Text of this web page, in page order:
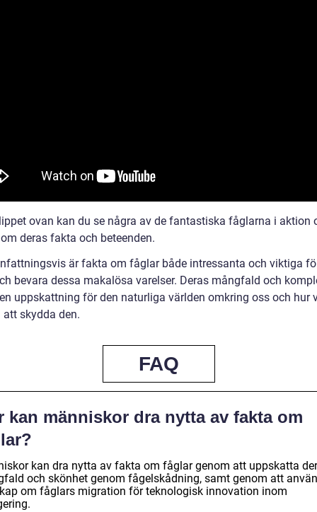
ovan kan du se några av de fantastiska fåglarna i aktion
deras fakta och beteenden.
är fakta om fåglar både intressanta och viktiga
bevara dessa makalösa varelser. Deras mångfald och
uppskattning för den naturliga världen omkring oss och hur
skydda den.
FAQ
kan människor dra nytta av fakta om
kan dra nytta av fakta om fåglar genom att uppskatta
och skönhet genom fågelskådning, samt genom att
om fåglars migration för teknologisk innovation inom